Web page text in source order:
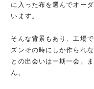
に入った布を選んでオー
います。
そんな背景もあり、工場
ズンその時にしか作られ
との出会いは一期一会。
ん。